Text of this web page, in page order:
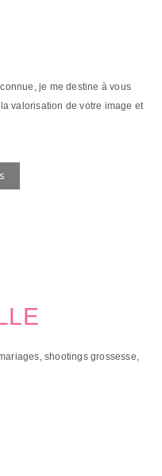
je me destine à vous
valorisation de votre image et
shootings grossesse,